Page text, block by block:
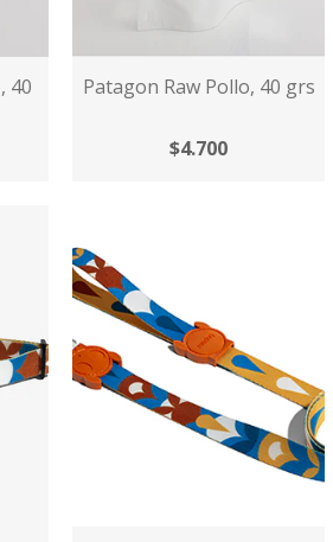
40
Patagon Raw Pollo, 40 grs
$4.700